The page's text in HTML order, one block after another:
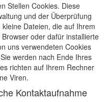
Stellen Cookies. Diese
und der Überprüfung
Dateien, die auf Ihrem
oder dafür installierte
uns verwendeten Cookies
werden nach Ende Ihres
richten auf Ihrem Rechner
Viren.
Kontaktaufnahme